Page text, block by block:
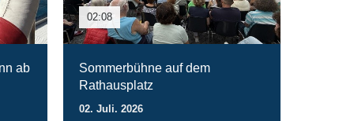
ab
02:08
Sommerbühne auf dem
Rathausplatz
02. Juli. 2026